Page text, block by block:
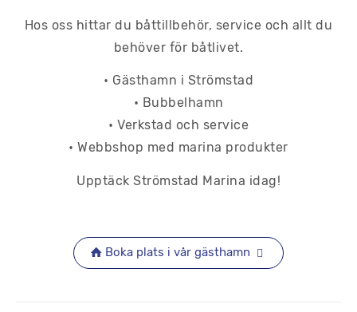
Hos oss hittar du båttillbehör, service och allt du
behöver för båtlivet.
• Gästhamn i Strömstad
• Bubbelhamn
• Verkstad och service
• Webbshop med marina produkter
Upptäck Strömstad Marina idag!
Boka plats i vår gästhamn